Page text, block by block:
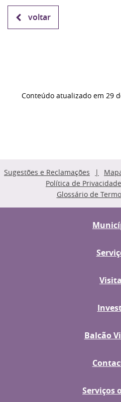
voltar
Conteúdo atualizado em 29
Sugestões e Reclamações
Política de
Glossário de
Balcão
Serviços